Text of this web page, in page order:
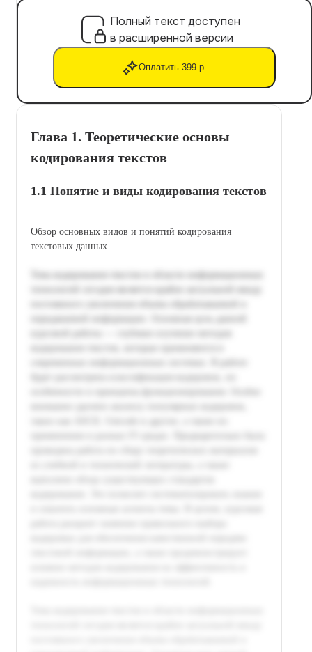
Полный текст доступен
в расширенной версии
Оплатить 399 р.
Глава 1. Теоретические основы
кодирования текстов
1.1 Понятие и виды кодирования текстов
Обзор основных видов и понятий кодирования
текстовых данных.